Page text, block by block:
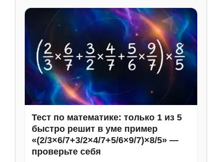
Тест по математике: только 1 из 5
быстро решит в уме пример
«(2/3×6/7+3/2×4/7+5/6×9/7)×8/5» —
проверьте себя